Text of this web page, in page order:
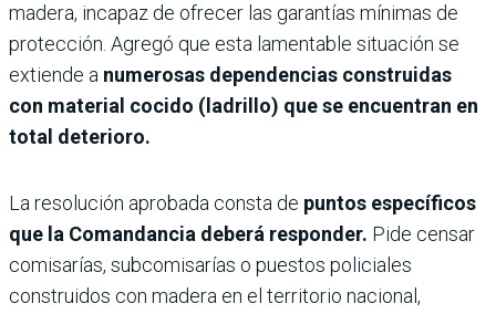
madera, incapaz de ofrecer las garantías mínimas de
protección. Agregó que esta lamentable situación se
extiende a numerosas dependencias construidas
con material cocido (ladrillo) que se encuentran en
total deterioro.
La resolución aprobada consta de puntos específicos
que la Comandancia deberá responder. Pide censar
comisarías, subcomisarías o puestos policiales
construidos con madera en el territorio nacional,